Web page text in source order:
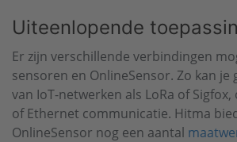
Uiteenlopende
Er zijn verschillende verbindingen
sensoren en OnlineSensor. Zo kan je
van IoT-netwerken als LoRa of Sigfox,
of Ethernet communicatie. Hitma
OnlineSensor nog een aantal